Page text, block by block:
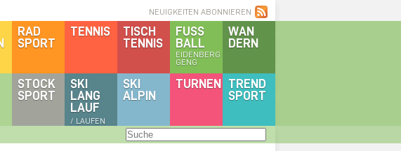
NEUIGKEITEN ABONNIEREN
WAN
DERN
FUSS
BALL
EIDENBERG
GENG
TISCH
TENNIS
TENNIS
RAD
SPORT
TREND
SPORT
TURNEN
SKI
ALPIN
SKI
LANG
LAUF
/ LAUFEN
STOCK
SPORT